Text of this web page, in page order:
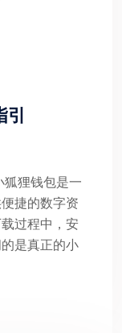
狸钱包是一
捷的数字资
过程中，安
是真正的小